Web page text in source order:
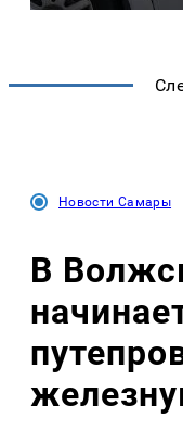
Новости Самары
В